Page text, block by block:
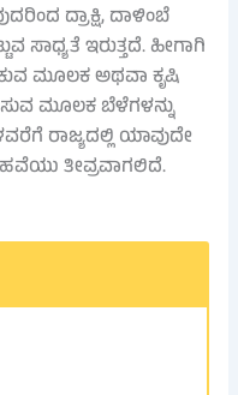
ದ್ರಾಕ್ಷಿ, ದಾಳಿಂಬೆ
ಸಾಧ್ಯತೆ ಇರುತ್ತದೆ. ಹೀಗಾಗಿ
ಮೂಲಕ ಅಥವಾ ಕೃಷಿ
ಮೂಲಕ ಬೆಳೆಗಳನ್ನು
ರಾಜ್ಯದಲ್ಲಿ ಯಾವುದೇ
ತೀವ್ರವಾಗಲಿದೆ.